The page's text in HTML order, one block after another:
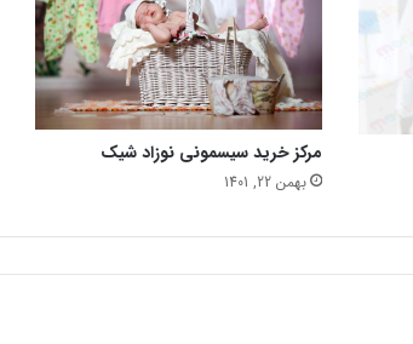
مرکز خرید سیسمونی نوزاد شیک
بهمن 22, 1401